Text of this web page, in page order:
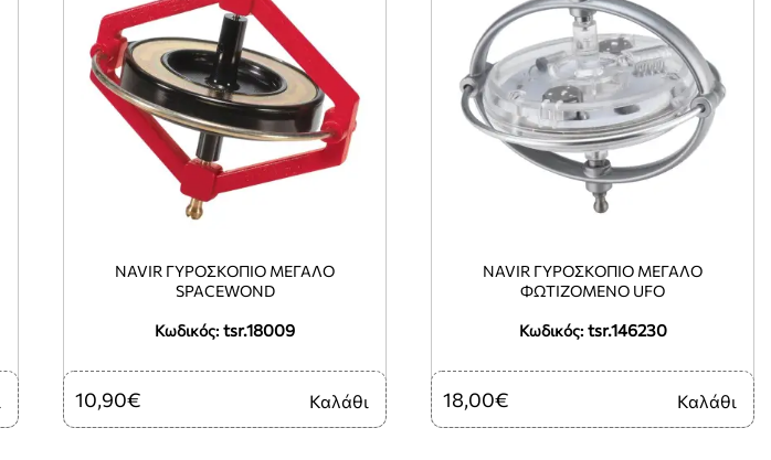
Κωδικός: tsr.18009
NAVIR ΓΥΡΟΣΚΌΠΙΟ ΜΕΓΆΛΟ
SPACEWOND
10,90€ Καλάθι
Κωδικός: tsr.146230
NAVIR ΓΥΡΟΣΚΌΠΙΟ ΜΕΓΆΛΟ
ΦΩΤΙΖΌΜΕΝΟ UFO
18,00€ Καλάθι